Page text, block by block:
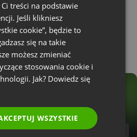
RUSSIAN
SPANISH
ITALIAN
treści na podstawie
Jeśli klikniesz
cookie”, będzie to
się na takie
możesz zmieniać
stosowania cookie i
Jak? Dowiedz się
WSZYSTKIE